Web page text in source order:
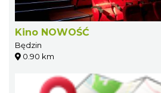
Kino NOWOŚĆ
Będzin
0.90 km